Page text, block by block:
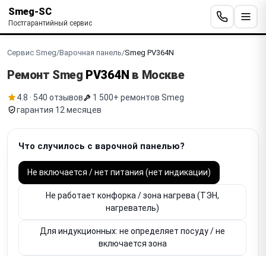
Smeg-SC
Постгарантийный сервис
Сервис Smeg/Варочная панель/Smeg PV364N
Ремонт Smeg PV364N в Москве
4.8 · 540 отзывов
1 500+ ремонтов Smeg
гарантия 12 месяцев
Что случилось с варочной панелью?
Не включается / нет питания (нет индикации)
Не работает конфорка / зона нагрева (ТЭН,
нагреватель)
Для индукционных: не определяет посуду / не
включается зона